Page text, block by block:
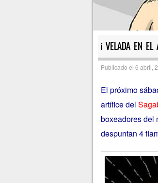
¡ VELADA EN
Publicado el 6 abril,
El próximo
artífice del
boxeadores del
despuntan 4